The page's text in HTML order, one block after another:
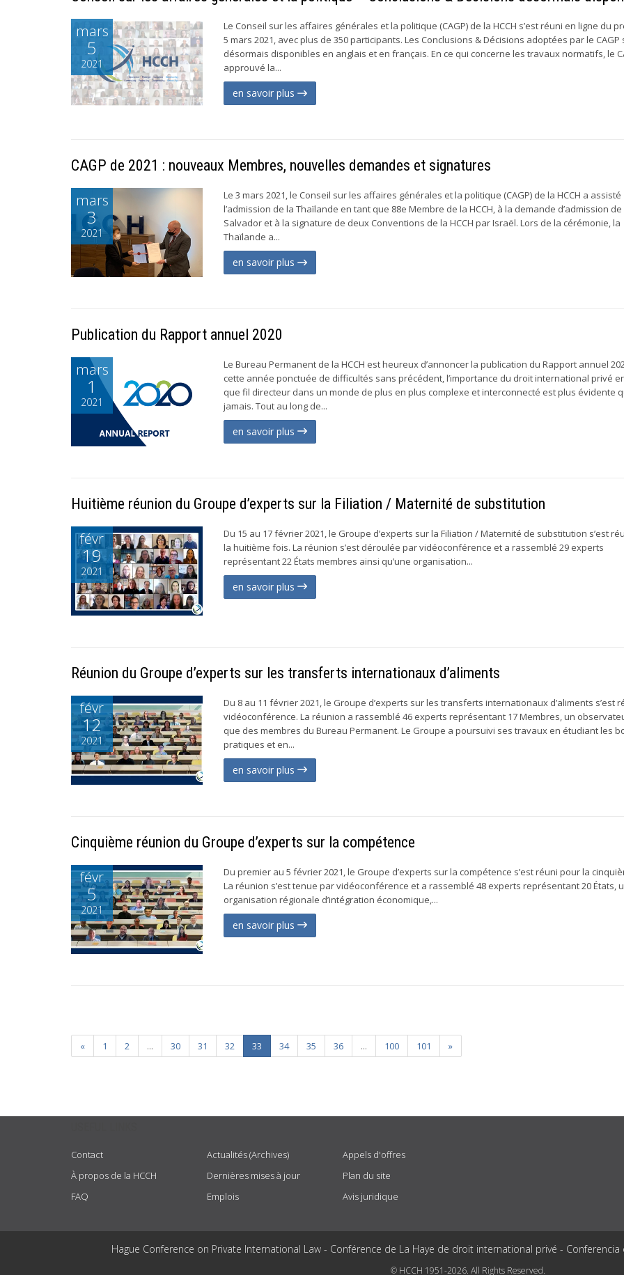
mars
5
2021
Le Conseil sur les affaires générales et la politique (CAGP) de la HCCH s’est réuni en ligne du
5 mars 2021, avec plus de 350 participants. Les Conclusions & Décisions adoptées par le CAGP
désormais disponibles en anglais et en français. En ce qui concerne les travaux normatifs, le
approuvé la...
en savoir plus
CAGP de 2021 : nouveaux Membres, nouvelles demandes et signatures
mars
3
2021
Le 3 mars 2021, le Conseil sur les affaires générales et la politique (CAGP) de la HCCH a assisté
l’admission de la Thaïlande en tant que 88e Membre de la HCCH, à la demande d’admission de
Salvador et à la signature de deux Conventions de la HCCH par Israël. Lors de la cérémonie, la
Thaïlande a...
en savoir plus
Publication du Rapport annuel 2020
mars
1
2021
Le Bureau Permanent de la HCCH est heureux d’annoncer la publication du Rapport annuel
cette année ponctuée de difficultés sans précédent, l’importance du droit international privé
que fil directeur dans un monde de plus en plus complexe et interconnecté est plus évidente
jamais. Tout au long de...
en savoir plus
Huitième réunion du Groupe d’experts sur la Filiation / Maternité de substitution
févr
19
2021
Du 15 au 17 février 2021, le Groupe d’experts sur la Filiation / Maternité de substitution s’est
la huitième fois. La réunion s’est déroulée par vidéoconférence et a rassemblé 29 experts
représentant 22 États membres ainsi qu’une organisation...
en savoir plus
Réunion du Groupe d’experts sur les transferts internationaux d’aliments
févr
12
2021
Du 8 au 11 février 2021, le Groupe d’experts sur les transferts internationaux d’aliments s’est
vidéoconférence. La réunion a rassemblé 46 experts représentant 17 Membres, un
que des membres du Bureau Permanent. Le Groupe a poursuivi ses travaux en étudiant les
pratiques et en...
en savoir plus
Cinquième réunion du Groupe d’experts sur la compétence
févr
5
2021
Du premier au 5 février 2021, le Groupe d’experts sur la compétence s’est réuni pour la
La réunion s’est tenue par vidéoconférence et a rassemblé 48 experts représentant 20 États,
organisation régionale d’intégration économique,...
en savoir plus
« 1 2 ... 30 31 32 33 34 35 36 ... 100 101 »
Contact
À propos de la HCCH
FAQ
Actualités (Archives)
Dernières mises à jour
Emplois
Appels d'offres
Plan du site
Avis juridique
Hague Conference on Private International Law - Conférence de La Haye de droit international privé -
© HCCH 1951-2026. All Rights Reserved.